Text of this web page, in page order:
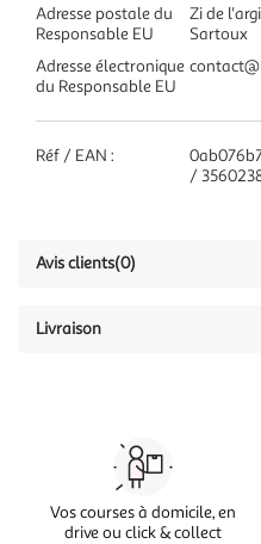
Adresse postale du
Responsable EU
Zi de
Sartoux
Adresse électronique
du Responsable EU
Réf / EAN :
/
Avis clients(0)
Livraison
Vos courses à domicile, en
drive ou click & collect